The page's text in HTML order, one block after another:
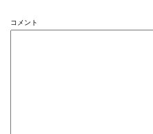
コメント